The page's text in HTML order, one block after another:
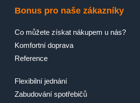
Bonus pro naše zákazníky
Co můžete získat nákupem u nás?
Komfortní doprava
Reference
Flexibilní jednání
Zabudování spotřebičů